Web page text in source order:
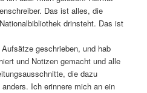
Das ist alles, die
drinsteht. Das ist
geschrieben, und hab
und Notizen gemacht und alle
die dazu
Ich erinnere mich an ein